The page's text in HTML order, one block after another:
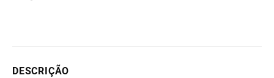
DESCRIÇÃO